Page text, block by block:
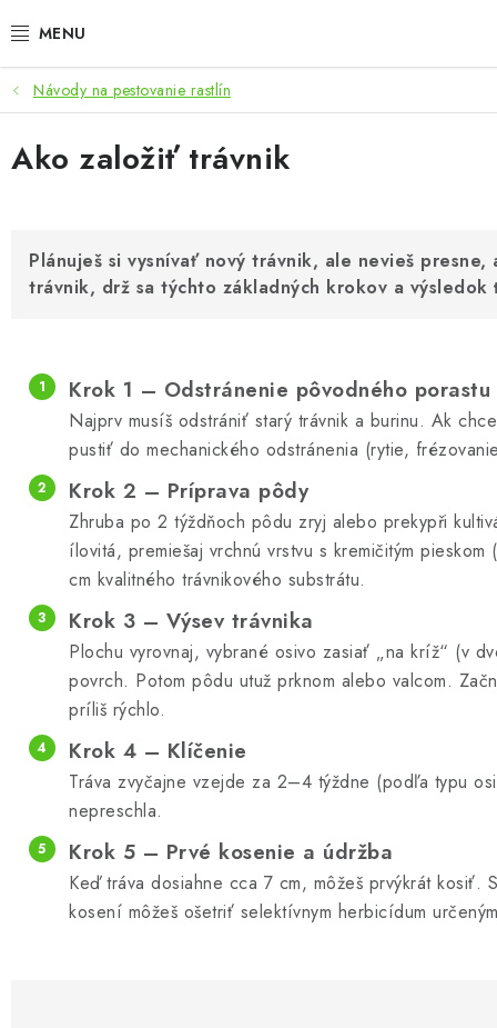
na
AKCIE
LED OSVETLENIE PRE RASTLINY
PRE AKVÁRIA
SMART GARDEN
Hodnotenie obchodu O nákupu Blog Obchodné podmienky
Návody na pestovanie rastlín
Ako založiť trávnik
Plánuješ si vysnívať nový trávnik, ale nevieš
trávnik, drž sa týchto základných krokov a výsledok
Krok 1 – Odstránenie pôvodného porastu
Najprv musíš odstrániť starý trávnik a burinu. Ak
pustiť do mechanického odstránenia (rytie,
Krok 2 – Príprava pôdy
Zhruba po 2 týždňoch pôdu zryj alebo prekypři
ílovitá, premiešaj vrchnú vrstvu s kremičitým
cm kvalitného trávnikového substrátu.
Krok 3 – Výsev trávnika
Plochu vyrovnaj, vybrané osivo zasiať „na kríž“ (v
povrch. Potom pôdu utuž prknom alebo valcom.
príliš rýchlo.
Krok 4 – Klíčenie
Tráva zvyčajne vzejde za 2–4 týždne (podľa typu
nepreschla.
Krok 5 – Prvé kosenie a údržba
Keď tráva dosiahne cca 7 cm, môžeš prvýkrát
kosení môžeš ošetriť selektívnym herbicídum